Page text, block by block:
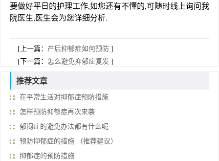
要做好平日的护理工作,如您还有不懂的,可随时线上询问我
院医生,医生会为您详细分析.
[上一篇： 产后抑郁症如何预防 ]
[下一篇： 怎么避免抑郁症复发 ]
推荐文章
在平常生活对抑郁症预防措施
怎样预防抑郁症再次来袭
郁闷症的避免办法都有什么呢
预防抑郁症的措施 （推荐建议）
抑郁症的预防措施